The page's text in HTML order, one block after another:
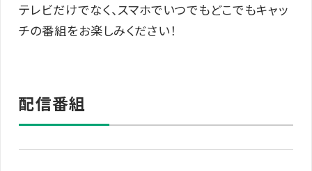
テレビだけでなく、スマホでいつでもどこでもキャッ
チの番組をお楽しみください！
配信番組